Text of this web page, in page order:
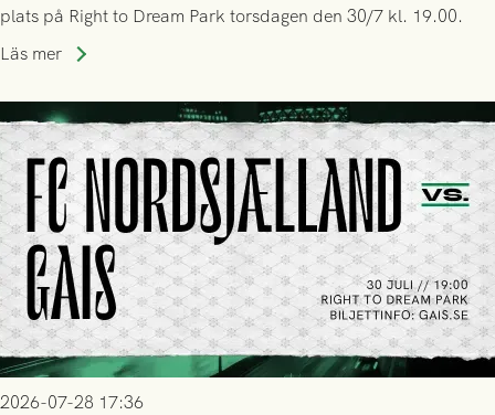
plats på Right to Dream Park torsdagen den 30/7 kl. 19.00.
Läs mer
2026-07-28 17:36